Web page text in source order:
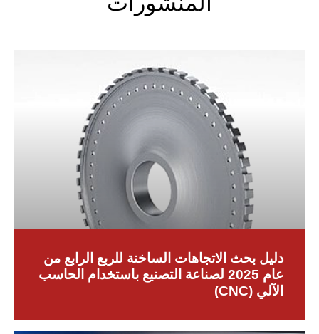
دليل بحث الاتجاهات الساخنة للربع الرابع من
عام 2025 لصناعة التصنيع باستخدام الحاسب
الآلي (CNC)